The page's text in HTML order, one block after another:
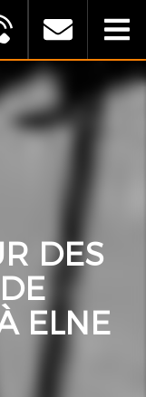
DES
ELNE